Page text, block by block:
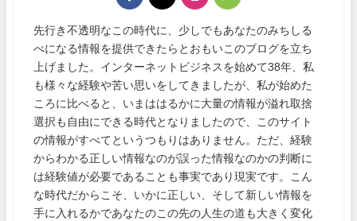
先行き不透明なこの時代に、少しでもあなたのみちしる
べになる情報を提供できたらとおもいこのブログを立ち
上げました。インターネットビジネスを始めて38年、私
も様々な経験や苦い思いをしてきましたが、私が始めた
ころに比べると、いまははるかに大量の情報が溢れ取捨
選択も自由にできる時代となりましたので、このサイト
の情報がすべてというつもりはありません。ただ、経験
からわかる正しい情報なのが誤った情報なのかの判断に
は経験値が必要であることも事実であり現実です。こん
な時代だからこそ、いかに正しい、そして新しい情報を
手に入れるかであなたのこの先の人生の道も大きく変化